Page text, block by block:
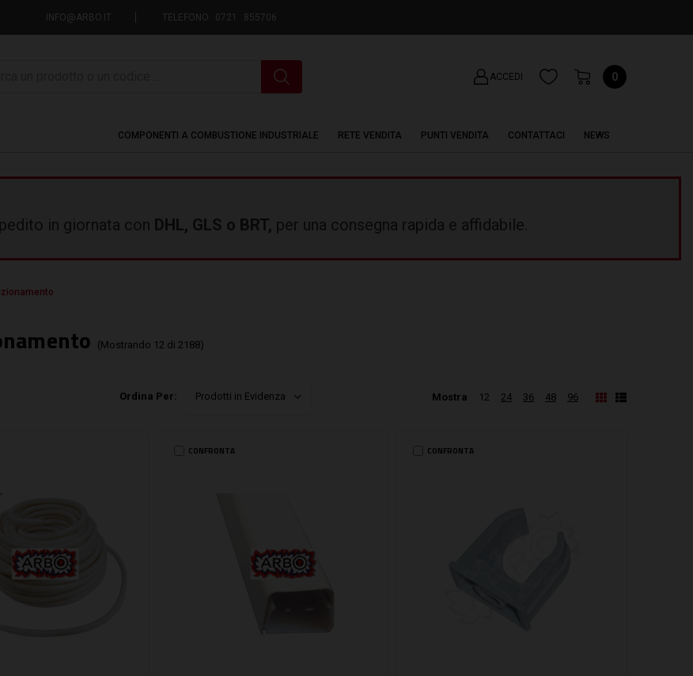
INFO@ARBO.IT TELEFONO 0721 855706
ACCEDI 0
COMPONENTI A COMBUSTIONE INDUSTRIALE RETE VENDITA PUNTI VENDITA CONTATTACI NEWS
in giornata con DHL, GLS o BRT, per una consegna rapida e affidabile.
(Mostrando 12 di 2188)
Ordina Per: Mostra 12 24 36 48 96
CONFRONTA CONFRONTA